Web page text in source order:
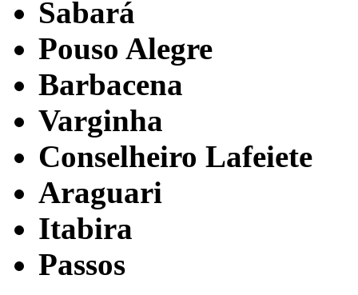
Sabará
Pouso Alegre
Barbacena
Varginha
Conselheiro Lafeiete
Araguari
Itabira
Passos